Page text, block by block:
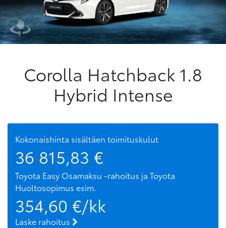
Corolla Hatchback 1.8
Hybrid Intense
Kokonaishinta sisältäen toimituskulut
36 815,83 €
Toyota Easy Osamaksu -rahoitus ja Toyota
Huoltosopimus esim.
354,60 €/kk
Laske rahoitus